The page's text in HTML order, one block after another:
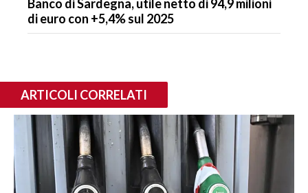
Banco di Sardegna, utile netto di 94,9 milioni
di euro con +5,4% sul 2025
ARTICOLI CORRELATI